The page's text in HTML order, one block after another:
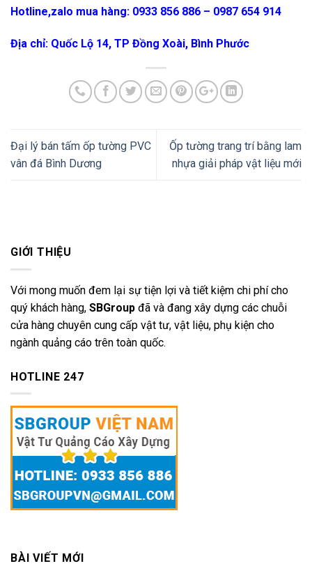
GIỚI THIỆU
Với mong muốn đem lại sự tiện lợi và tiết kiệm chi phí cho
quý khách hàng, SBGroup đã và đang xây dựng các chuỗi
cửa hàng chuyên cung cấp vật tư, vật liệu, phụ kiện cho
ngành quảng cáo trên toàn quốc.
HOTLINE 247
BÀI VIẾT MỚI
Hotline,zalo mua hàng: 0933 856 886 – 0987 654 914
Địa chỉ: Quốc Lộ 14, TP Đồng Xoài, Bình Phước
Đại lý bán tấm ốp tường PVC
vân đá Bình Dương
Ốp tường trang trí bằng lam
nhựa giải pháp vật liệu mới